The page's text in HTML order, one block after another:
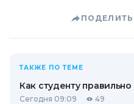
ТАКЖЕ ПО ТЕМЕ
Как студенту
Сегодня 09:09 49